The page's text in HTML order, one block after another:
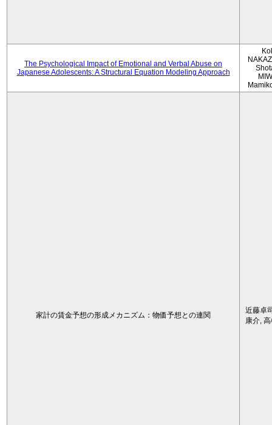
The Psychological Impact of Emotional and Verbal Abuse on
Japanese Adolescents: A Structural Equation Modeling Approach
家計の賃金予想の形成メカニズム：物価予想との連関
近藤卓
康介,